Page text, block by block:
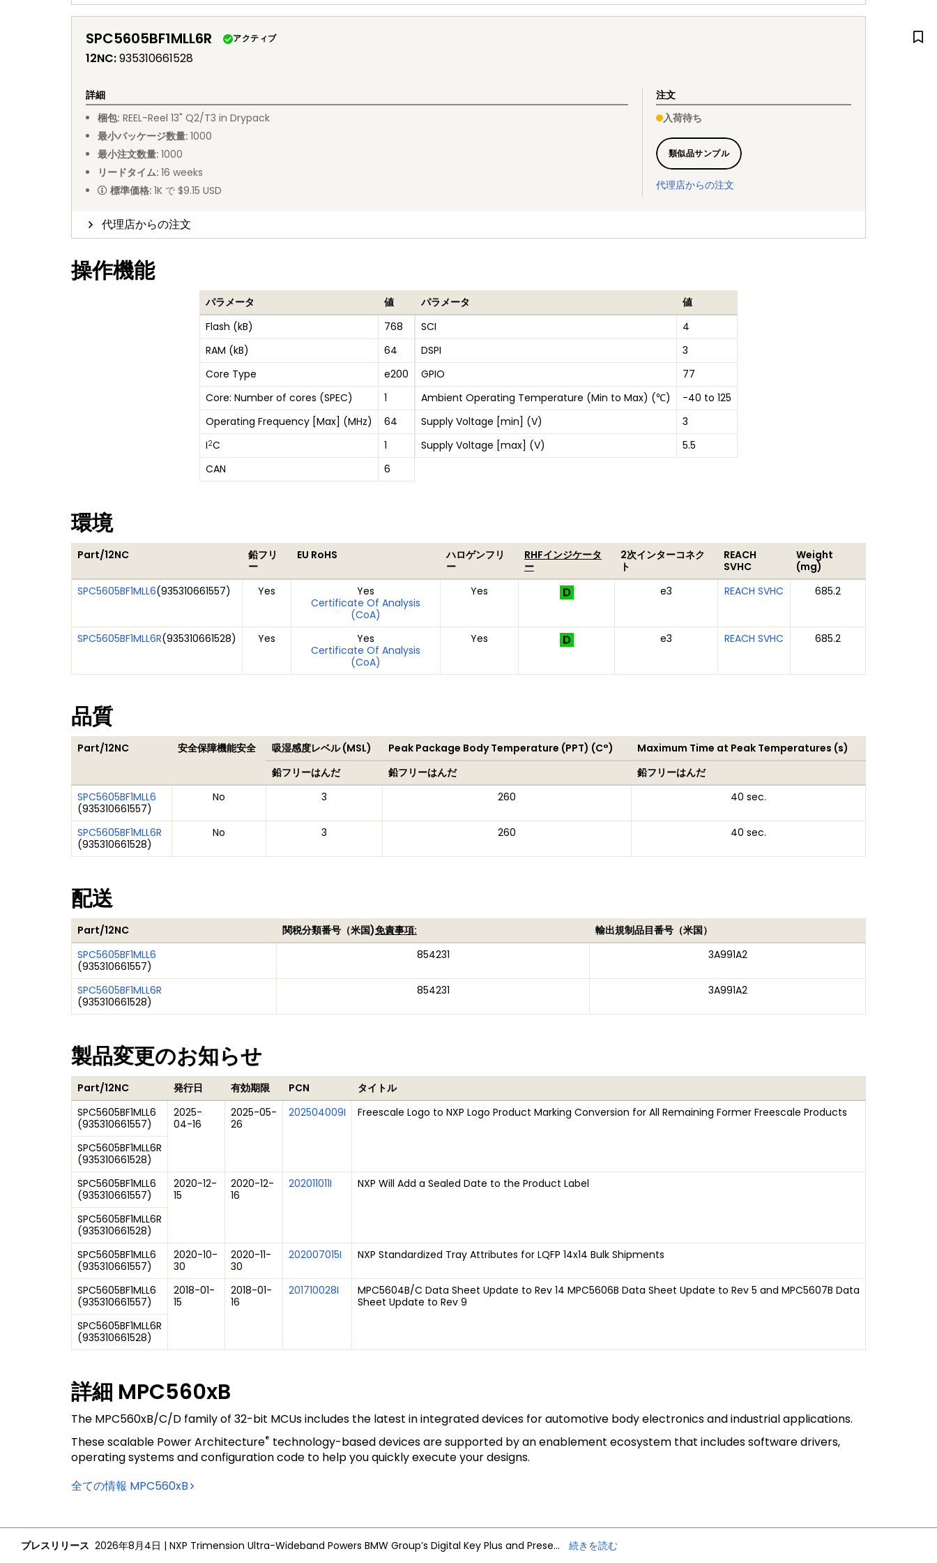
SPC5605BF1MLL6R アクティブ
12NC:935310661528
詳細
梱包: REEL-Reel 13" Q2/T3 in Drypack
最小パッケージ数量: 1000
最小注文数量: 1000
リードタイム: 16 weeks
標準価格: 1K で $9.15 USD
注文
入荷待ち
類似品サンプル
代理店からの注文
代理店からの注文
操作機能
パラメータ
値
Flash (kB)
768
RAM (kB)
64
Core Type
e200
Core: Number of cores (SPEC)
1
Operating Frequency [Max] (MHz)
64
I2C
1
CAN
6
パラメータ
値
SCI
4
DSPI
3
GPIO
77
Ambient Operating Temperature (Min to Max) (℃)
-40 to 125
Supply Voltage [min] (V)
3
Supply Voltage [max] (V)
5.5
環境
Part/12NC
鉛フリ
ー
EU RoHS
ハロゲンフリ
ー
RHFインジケータ
ー
2次インターコネク
ト
REACH
SVHC
Weight
(mg)
SPC5605BF1MLL6(935310661557) Yes
Yes
Certificate Of Analysis
(CoA)
Yes e3 REACH SVHC 685.2
SPC5605BF1MLL6R(935310661528) Yes
Yes
Certificate Of Analysis
(CoA)
Yes e3 REACH SVHC 685.2
品質
Part/12NC 安全保障機能安全 吸湿感度レベル (MSL) Peak Package Body Temperature (PPT) (C°)
Maximum Time at Peak Temperatures (s)
鉛フリーはんだ
鉛フリーはんだ
鉛フリーはんだ
SPC5605BF1MLL6
(935310661557)
No 3 260 40 sec.
SPC5605BF1MLL6R
(935310661528)
No 3 260 40 sec.
配送
Part/12NC 関税分類番号（米国)免責事項:
輸出規制品目番号（米国）
SPC5605BF1MLL6
(935310661557)
854231 3A991A2
SPC5605BF1MLL6R
(935310661528)
854231 3A991A2
製品変更のお知らせ
Part/12NC 発行日 有効期限 PCN
タイトル
SPC5605BF1MLL6
(935310661557)
2025-
04-16
2025-05-
26
202504009I Freescale Logo to NXP Logo Product Marking Conversion for All Remaining Former Freescale Products
SPC5605BF1MLL6R
(935310661528)
SPC5605BF1MLL6
(935310661557)
2020-12-
15
2020-12-
16
202011011I NXP Will Add a Sealed Date to the Product Label
SPC5605BF1MLL6R
(935310661528)
SPC5605BF1MLL6
(935310661557)
2020-10-
30
2020-11-
30
202007015I NXP Standardized Tray Attributes for LQFP 14x14 Bulk Shipments
SPC5605BF1MLL6
(935310661557)
2018-01-
15
2018-01-
16
201710028I
MPC5604B/C Data Sheet Update to Rev 14 MPC5606B Data Sheet Update to Rev 5 and MPC5607B Data
Sheet Update to Rev 9
SPC5605BF1MLL6R
(935310661528)
詳細 MPC560xB
The MPC560xB/C/D family of 32-bit MCUs includes the latest in integrated devices for automotive body electronics and industrial applications.
These scalable Power Architecture® technology-based devices are supported by an enablement ecosystem that includes software drivers,
operating systems and configuration code to help you quickly execute your designs.
全ての情報 MPC560xB
プレスリリース 2026年8月4日 | NXP Trimension Ultra-Wideband Powers BMW Group’s Digital Key Plus and Presence Detection 続きを読む